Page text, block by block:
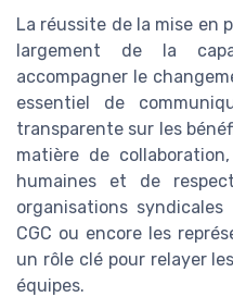
La réussite de la mise en
largement de la
accompagner le
essentiel de
transparente sur les
matière de
humaines et de
organisations
CGC ou encore les
un rôle clé pour relayer
équipes.